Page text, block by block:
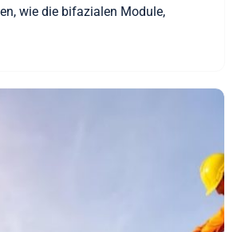
wie die bifazialen Module,